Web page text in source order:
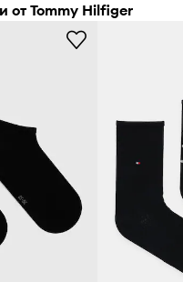
от Tommy Hilfiger